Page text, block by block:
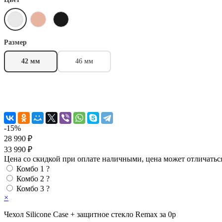
Размер
42 мм 46 мм
-15%
28 990 ₽
33 990 ₽
Цена со скидкой при оплате наличными, цена может
Комбо 1 ?
Комбо 2 ?
Комбо 3 ?
×
Чехол Silicone Case + защитное стекло Remax за 0р